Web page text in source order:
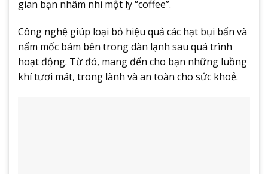
gian bạn nhâm nhi một ly “coffee”.
Công nghệ giúp loại bỏ hiệu quả các hạt bụi bẩn và
nấm mốc bám bên trong dàn lạnh sau quá trình
hoạt động. Từ đó, mang đến cho bạn những luồng
khí tươi mát, trong lành và an toàn cho sức khoẻ.